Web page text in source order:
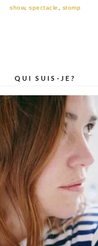
show, spectacle stomp
QUI SUIS-JE?